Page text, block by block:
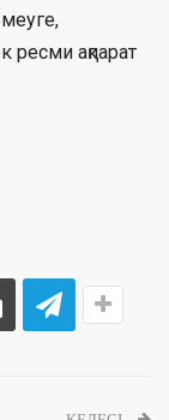
ресми ақпарат